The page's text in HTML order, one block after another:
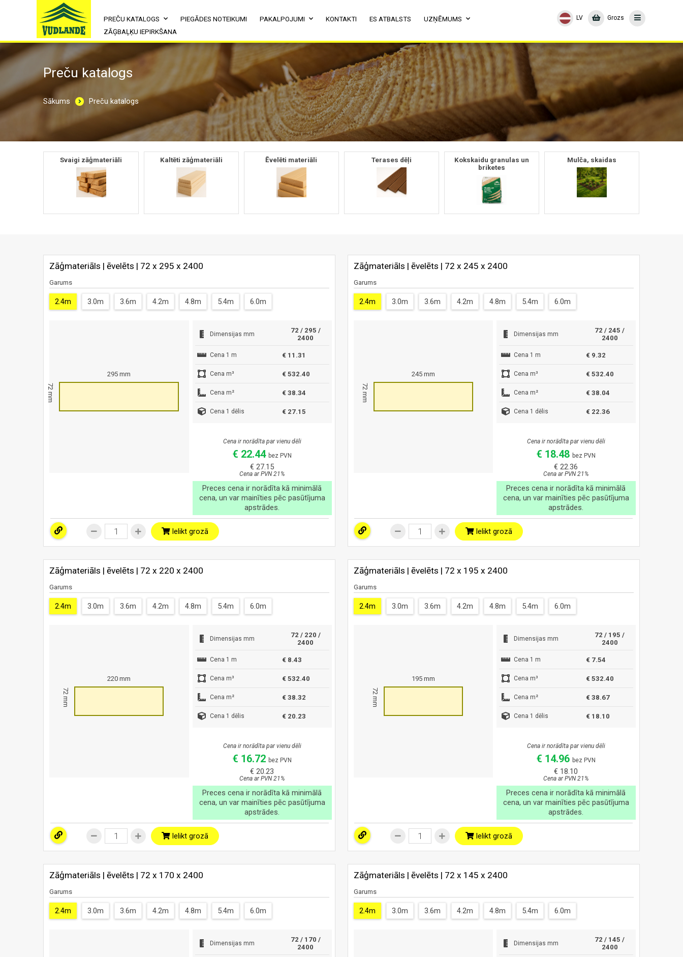
PREČU KATALOGS PIEGĀDES NOTEIKUMI PAKALPOJUMI KONTAKTI ES ATBALSTS
UZŅĒMUMS
ZĀĢBAĻĶU IEPIRKŠANA
Grozs
LV
Preču katalogs
Sākums Preču katalogs
Svaigi zāģmateriāli Kaltēti zāģmateriāli Ēvelēti materiāli Terases dēļi
Kokskaidu granulas un
briketes
Mulča, skaidas
Zāģmateriāls | ēvelēts | 72 x 295 x 2400
Garums
2.4m 3.0m 3.6m 4.2m 4.8m 5.4m 6.0m
295 mm
72 mm
Dimensijas mm
72 / 295 /
2400
Cena 1 m € 11.31
Cena m³ € 532.40
Cena m² € 38.34
Cena 1 dēlis € 27.15
Cena ir norādīta par vienu dēli
€ 22.44 bez PVN
€ 27.15
Cena ar PVN 21%
Preces cena ir norādīta kā minimālā
cena, un var mainīties pēc pasūtījuma
apstrādes.
Ielikt grozā
Zāģmateriāls | ēvelēts | 72 x 245 x 2400
Garums
2.4m 3.0m 3.6m 4.2m 4.8m 5.4m 6.0m
245 mm
72 mm
Dimensijas mm
72 / 245 /
2400
Cena 1 m € 9.32
Cena m³ € 532.40
Cena m² € 38.04
Cena 1 dēlis € 22.36
Cena ir norādīta par vienu dēli
€ 18.48 bez PVN
€ 22.36
Cena ar PVN 21%
Preces cena ir norādīta kā minimālā
cena, un var mainīties pēc pasūtījuma
apstrādes.
Ielikt grozā
Zāģmateriāls | ēvelēts | 72 x 220 x 2400
Garums
2.4m 3.0m 3.6m 4.2m 4.8m 5.4m 6.0m
220 mm
72 mm
Dimensijas mm
72 / 220 /
2400
Cena 1 m € 8.43
Cena m³ € 532.40
Cena m² € 38.32
Cena 1 dēlis € 20.23
Cena ir norādīta par vienu dēli
€ 16.72 bez PVN
€ 20.23
Cena ar PVN 21%
Preces cena ir norādīta kā minimālā
cena, un var mainīties pēc pasūtījuma
apstrādes.
Ielikt grozā
Zāģmateriāls | ēvelēts | 72 x 195 x 2400
Garums
2.4m 3.0m 3.6m 4.2m 4.8m 5.4m 6.0m
195 mm
72 mm
Dimensijas mm
72 / 195 /
2400
Cena 1 m € 7.54
Cena m³ € 532.40
Cena m² € 38.67
Cena 1 dēlis € 18.10
Cena ir norādīta par vienu dēli
€ 14.96 bez PVN
€ 18.10
Cena ar PVN 21%
Preces cena ir norādīta kā minimālā
cena, un var mainīties pēc pasūtījuma
apstrādes.
Ielikt grozā
Zāģmateriāls | ēvelēts | 72 x 170 x 2400
Garums
2.4m 3.0m 3.6m 4.2m 4.8m 5.4m 6.0m
Dimensijas mm
72 / 170 /
2400
Zāģmateriāls | ēvelēts | 72 x 145 x 2400
Garums
2.4m 3.0m 3.6m 4.2m 4.8m 5.4m 6.0m
Dimensijas mm
72 / 145 /
2400